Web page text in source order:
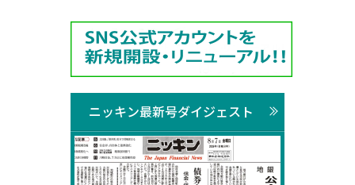
ニッキン最新号ダイジェスト